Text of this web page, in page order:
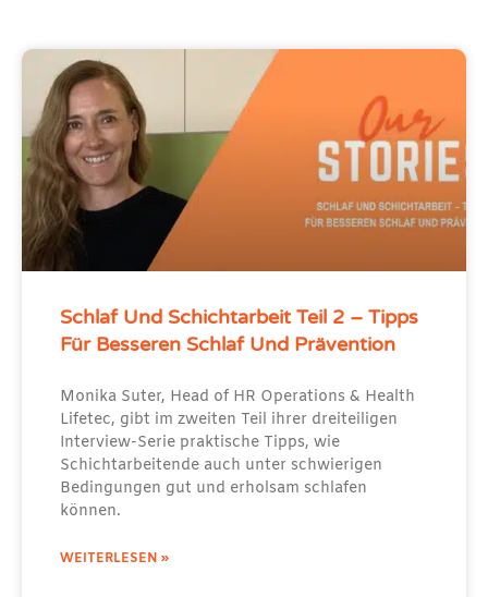
Schlaf Und Schichtarbeit Teil 2 – Tipps
Für Besseren Schlaf Und Prävention
Monika Suter, Head of HR Operations & Health
Lifetec, gibt im zweiten Teil ihrer dreiteiligen
Interview-Serie praktische Tipps, wie
Schichtarbeitende auch unter schwierigen
Bedingungen gut und erholsam schlafen
können.
WEITERLESEN »